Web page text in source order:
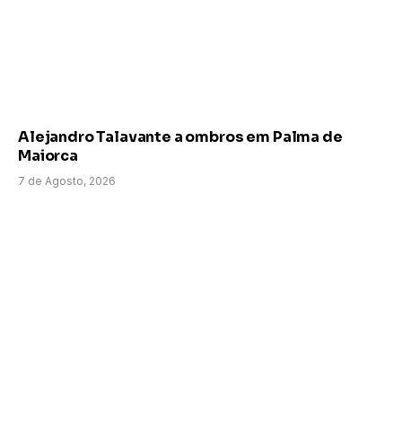
Alejandro Talavante a ombros em Palma de
Maiorca
7 de Agosto, 2026